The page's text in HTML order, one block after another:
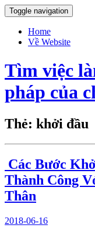
Toggle navigation
Home
Về Website
Tìm việc
pháp của
Thẻ: khởi đầu
Các Bước
Thành Công
Thân
2018-06-16